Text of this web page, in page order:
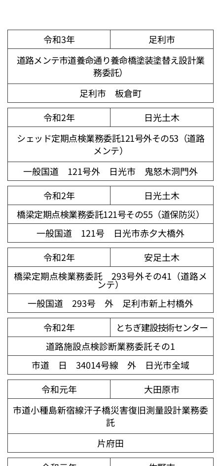
令和3年
足利市
道路メンテ市道養命通り養命橋塗装塗替え設計業
務委託）
足利市 板倉町
令和2年
日光土木
シェッド定期点検業務委託121号外その53（道路
メンテ）
一般国道 121号外 日光市 鬼怒木洞門外
令和2年
日光土木
橋梁定期点検業務委託121号その55（道保防災）
一般国道 121号 日光市赤夕大橋外
令和2年
安足土木
橋梁定期点検業務委託 293号外その41（道路メ
ンテ）
一般国道 293号 外 足利市新上村橋外
令和2年
とちぎ建設技術センター
道路施設点検診断業務委託その1
市道 日 34014号線 外 日光市全域
令和元年
大田原市
市道小種島新宿線汗子橋災害復旧測量設計業務委
託
片府田